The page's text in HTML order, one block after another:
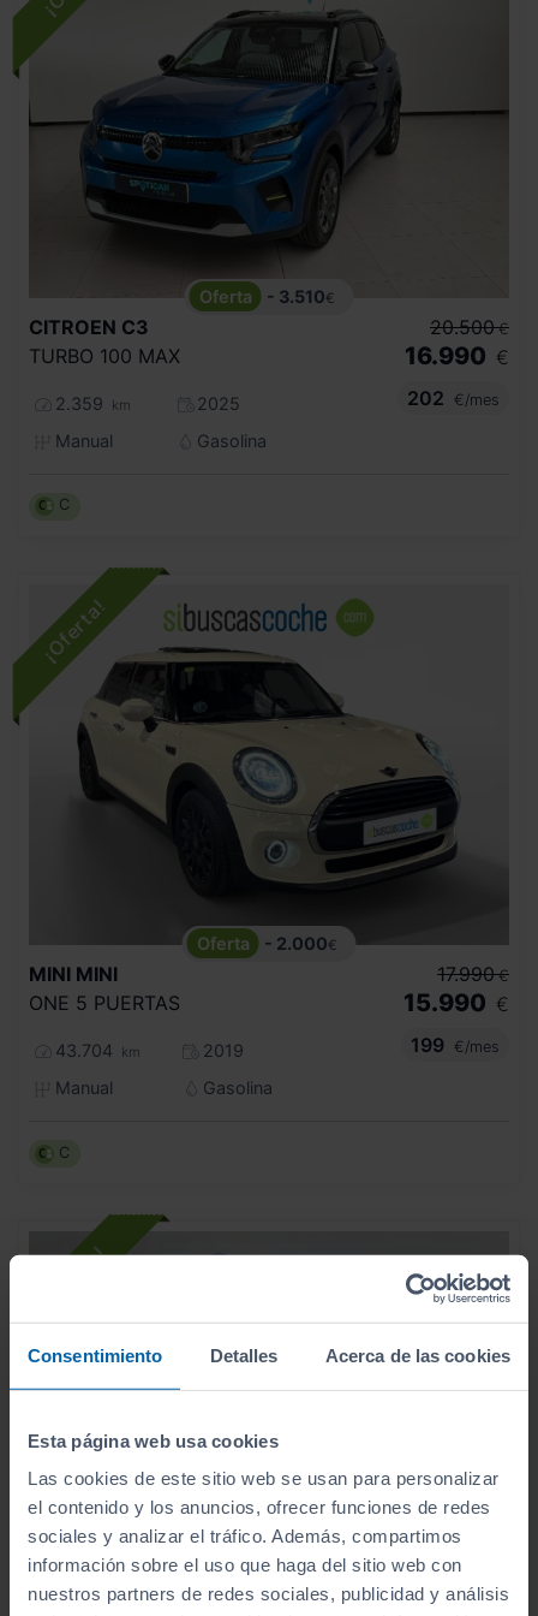
Consentimiento Detalles Acerca de las cookies
Esta página web usa cookies
Las cookies de este sitio web se usan para personalizar
el contenido y los anuncios, ofrecer funciones de redes
sociales y analizar el tráfico. Además, compartimos
información sobre el uso que haga del sitio web con
nuestros partners de redes sociales, publicidad y análisis
- 3.510€
CITROEN C3
TURBO 100 MAX
2.359 km
2025
Manual
Gasolina
20.500 €
16.990 €
202
€/mes
C
- 2.000€
MINI MINI
ONE 5 PUERTAS
43.704 km
2019
Manual
Gasolina
17.990 €
15.990 €
199
€/mes
C
- 3.000€